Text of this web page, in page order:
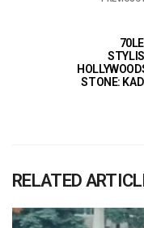
STONE:
RELATED